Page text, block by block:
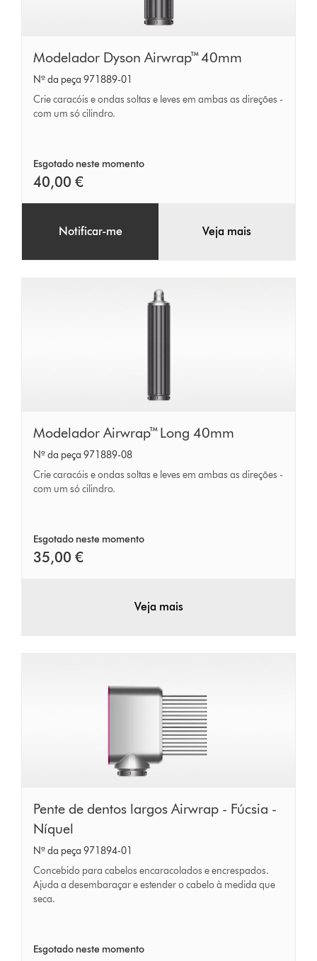
Modelador
Dyson
Airwrap™
40mm
Modelador Dyson Airwrap™ 40mm
Nº da peça 971889-01
Crie caracóis e ondas soltas e leves em ambas as direções -
com um só cilindro.
Esgotado neste momento
40,00 €
Notificar-me Veja mais
Modelador
Airwrap™
Long
40mm
Modelador Airwrap™ Long 40mm
Nº da peça 971889-08
Crie caracóis e ondas soltas e leves em ambas as direções -
com um só cilindro.
Esgotado neste momento
35,00 €
Veja mais
Pente
de
dentos
largos
Airwrap
-
-
Pente de dentos largos Airwrap - Fúcsia -
Níquel
Nº da peça 971894-01
Concebido para cabelos encaracolados e encrespados.
Ajuda a desembaraçar e estender o cabelo à medida que
seca.
Esgotado neste momento